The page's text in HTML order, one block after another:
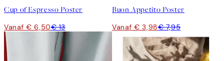
Cup of Espresso Poster
Vanaf € 6,50€ 13
Buon Appetito Poster
Vanaf € 3,98€ 7,95